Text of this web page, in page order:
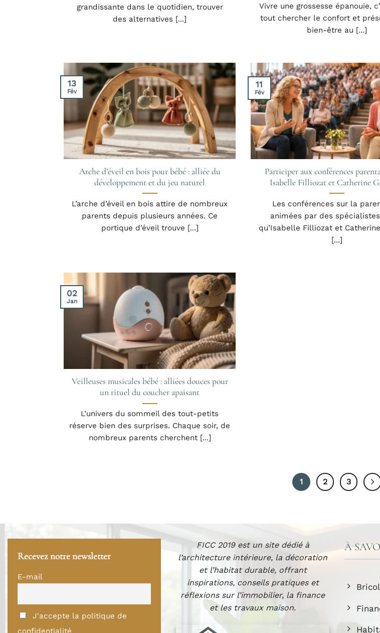
grandissante dans le quotidien, trouver
des alternatives [...]
Vivre une grossesse épanouie,
tout chercher le confort et
bien-être au [...]
Arche d’éveil en bois pour bébé : alliée du
développement et du jeu naturel
L’arche d’éveil en bois attire de nombreux
parents depuis plusieurs années. Ce
portique d’éveil trouve [...]
13
Fév
Participer aux conférences
Isabelle Filliozat et Catherine
Les conférences sur la
animées par des
qu’Isabelle Filliozat et
[...]
11
Fév
Veilleuses musicales bébé : alliées douces pour
un rituel du coucher apaisant
L’univers du sommeil des tout-petits
réserve bien des surprises. Chaque soir, de
nombreux parents cherchent [...]
02
Jan
1 2 3
Recevez notre newsletter
E-mail
J'accepte la politique de
confidentialité
FICC 2019 est un site dédié à
l’architecture intérieure, la décoration
et l’habitat durable, offrant
inspirations, conseils pratiques et
réflexions sur l’immobilier, la finance
et les travaux maison.
À